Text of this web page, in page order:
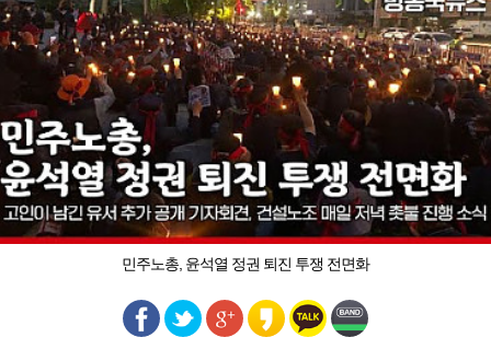
민주노총, 윤석열 정권 퇴진 투쟁 전면화